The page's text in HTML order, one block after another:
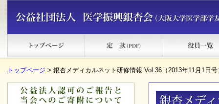
トップページ > 銀杏メディカルネット研修情報 Vol.36（2013年11月1日号